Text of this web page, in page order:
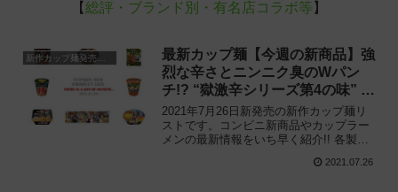
【総評・ブランド別・有名店コラボ等 】
新作カップ麺発売予定
最新カップ麺【今週の新商品】強
烈な辛さとニンニク臭のWパン
チ!? “獄激辛シリーズ第4の味” 降
臨!!
2021年7月26日新発売の新作カップ麺リ
ストです。コンビニ新商品やカップラー
メンの最新情報をいち早く紹介!! 各製品
開の新作情報もありますので、カップ麺
2021.07.26